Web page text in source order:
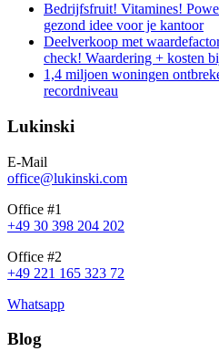
Bedrijfsfruit! Vitamines!
gezond idee voor je kantoor
Deelverkoop met
check! Waardering + kosten
1,4 miljoen woningen
recordniveau
Lukinski
E-Mail
office@lukinski.com
Office #1
+49 30 398 204 202
Office #2
+49 221 165 323 72
Whatsapp
Blog